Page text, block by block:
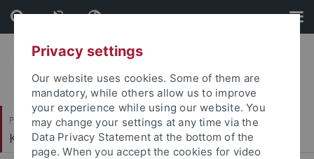
Skip
to
content
Skip
to
footer
Philosophische Fakultät
Kunsthistorisches Institut
Privacy settings
Our website uses cookies. Some of them are
mandatory, while others allow us to improve
your experience while using our website. You
may change your settings at any time via the
Data Privacy Statement at the bottom of the
page. When you accept the cookies for video